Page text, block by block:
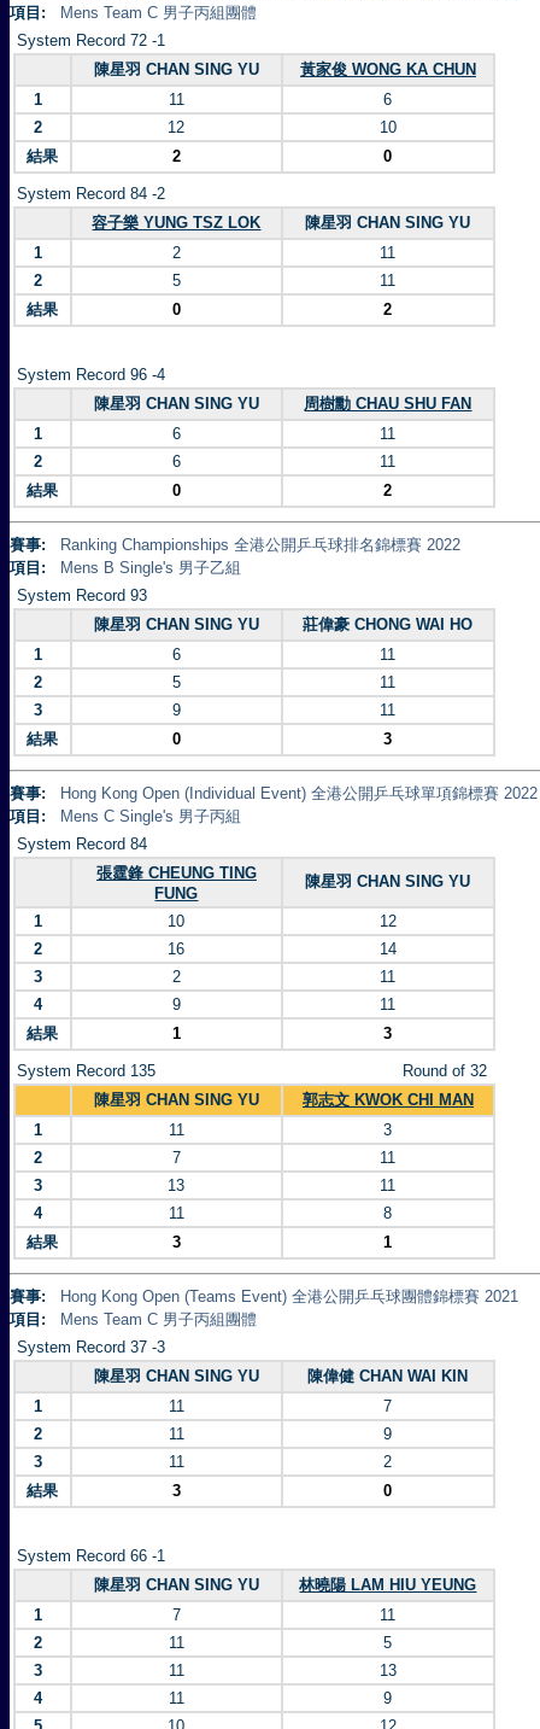
項目:
Mens Team C 男子丙組團體
System Record 72 -1
陳星羽 CHAN SING YU
黃家俊 WONG KA CHUN
1
11
6
2
12
10
結果
2 0
System Record 84 -2
容子樂 YUNG TSZ LOK
陳星羽 CHAN SING YU
1
2
11
2
5
11
結果
0 2
System Record 96 -4
陳星羽 CHAN SING YU
周樹勳 CHAU SHU FAN
1
6
11
2
6
11
結果
0 2
賽事:
Ranking Championships 全港公開乒乓球排名錦標賽 2022
項目:
Mens B Single's 男子乙組
System Record 93
陳星羽 CHAN SING YU
莊偉豪 CHONG WAI HO
1
6
11
2
5
11
3
9
11
結果
0 3
賽事:
Hong Kong Open (Individual Event) 全港公開乒乓球單項錦標賽 2022
項目:
Mens C Single's 男子丙組
System Record 84
張霆鋒 CHEUNG TING
FUNG
陳星羽 CHAN SING YU
1 10
12
2
16
14
3
2
11
4
9
11
結果
1 3
System Record 135
Round of 32
陳星羽 CHAN SING YU
郭志文 KWOK CHI MAN
1
11
3
2
7
11
3
13
11
4
11
8
結果
3 1
賽事:
Hong Kong Open (Teams Event) 全港公開乒乓球團體錦標賽 2021
項目:
Mens Team C 男子丙組團體
System Record 37 -3
陳星羽 CHAN SING YU
陳偉健 CHAN WAI KIN
1
11
7
2
11
9
3
11
2
結果
3 0
System Record 66 -1
陳星羽 CHAN SING YU
林曉陽 LAM HIU YEUNG
1
7
11
2
11
5
3
11
13
4
11
9